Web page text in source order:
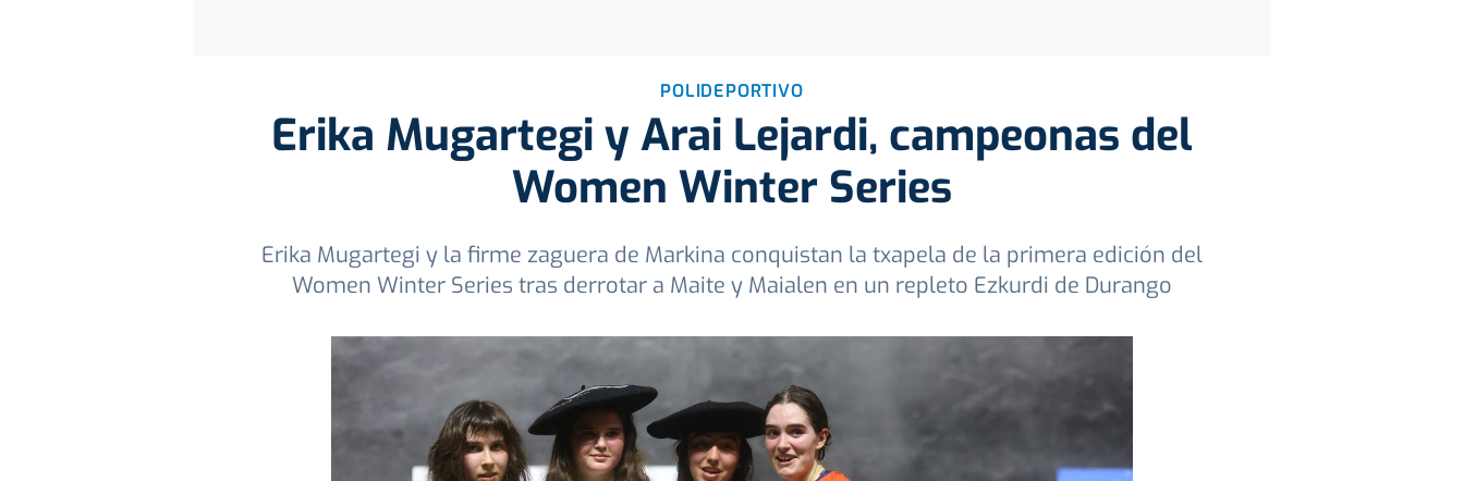
POLIDEPORTIVO
Erika Mugartegi y Arai Lejardi, campeonas del
Women Winter Series
Erika Mugartegi y la firme zaguera de Markina conquistan la txapela de la primera edición del
Women Winter Series tras derrotar a Maite y Maialen en un repleto Ezkurdi de Durango